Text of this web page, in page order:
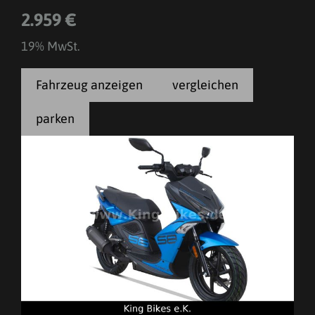
2.959 €
19% MwSt.
Fahrzeug anzeigen vergleichen
parken